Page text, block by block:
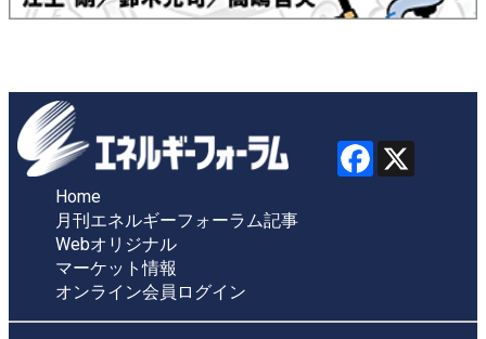
Home
月刊エネルギーフォーラム記事
Webオリジナル
マーケット情報
オンライン会員ログイン